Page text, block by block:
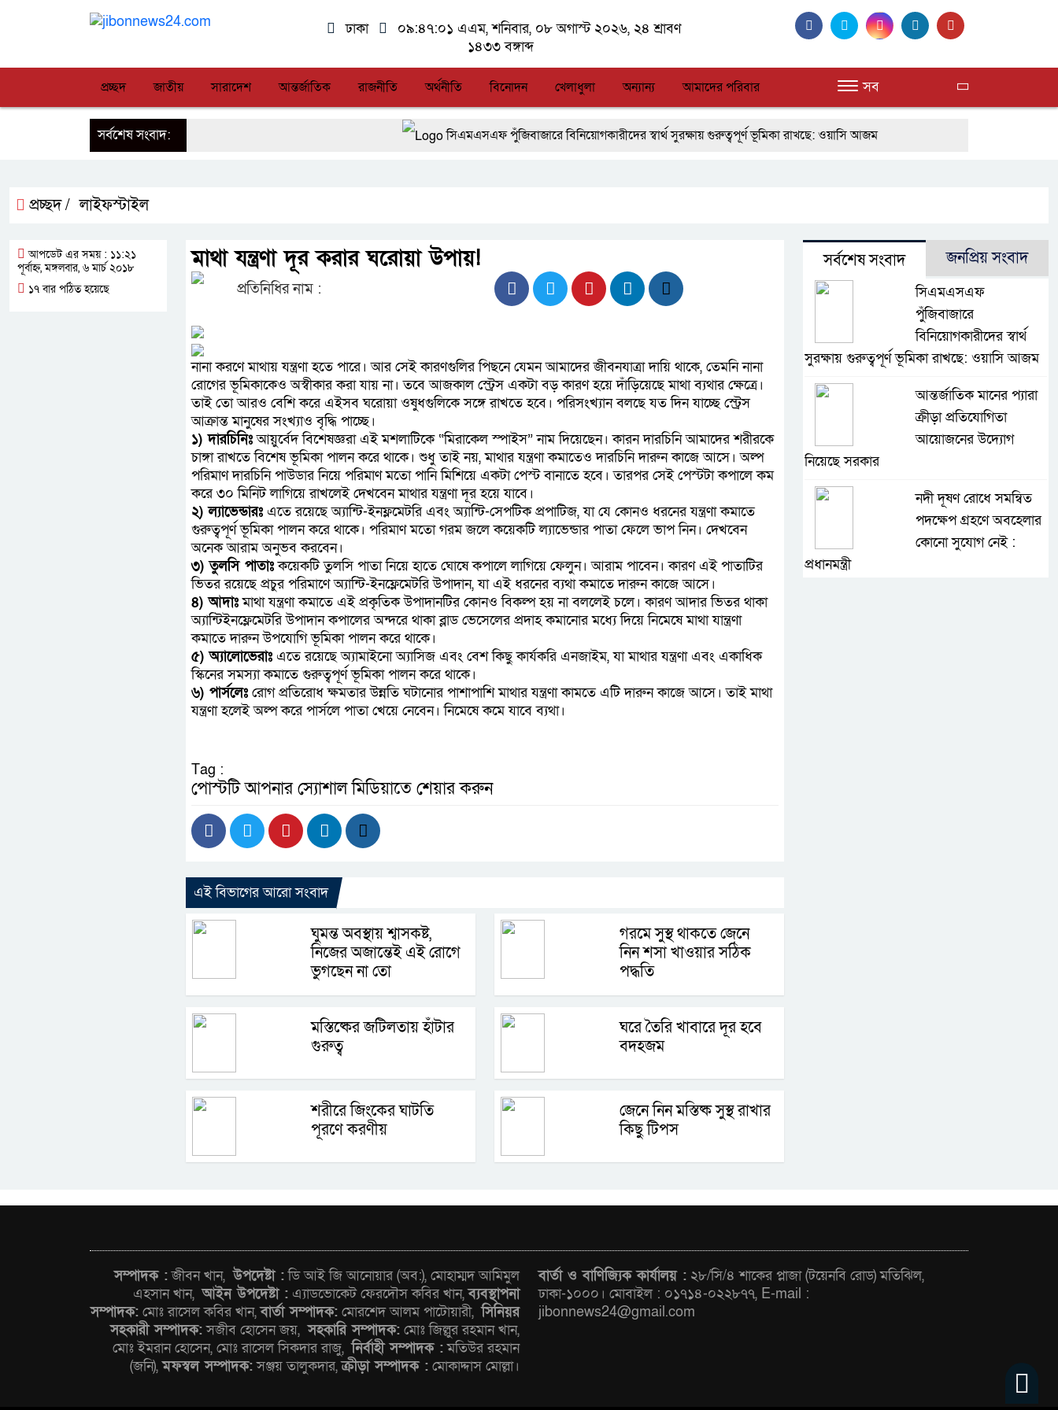
ঢাকা ০৯:৪৭:০১ এএম, শনিবার, ০৮ অগাস্ট ২০২৬, ২৪ শ্রাবণ
১৪৩৩ বঙ্গাব্দ
প্রচ্ছদ জাতীয় সারাদেশ আন্তর্জাতিক রাজনীতি অর্থনীতি বিনোদন খেলাধুলা অন্যান্য আমাদের পরিবার সব
সর্বশেষ সংবাদ:
সিএমএসএফ পুঁজিবাজারে বিনিয়োগকারীদের স্বার্থ সুরক্ষায় গুরুত্বপূর্ণ ভূমিকা রাখছে: ওয়াসি আজম
আত-তানযীল ইনস্টিটিউট চট্টগ্রাম দুবছর পেরিয়ে তিন বছরে পর্দাপন উপলক্ষে আলোচনা সভা ও দোয়া মাহফিল সম্পন্ন
ফ্যাসিবাদবিরোধী আন্দোলনে হত্যাকাণ্ডের বিচার হবে স্বচ্ছ, নিরপেক্ষ ও বিশ্বাসযোগ্য : প্রধানমন্ত্রী
বাগেরহাট মেডিকেল ফাউন্ডেশনের
জুলাই স্মৃতি জাদুঘরের দুয়ার খুলেছে, উদ্বোধন করলেন প্রধানমন্ত্রী
ফিলিপাইনের দক্ষিণ উপকূলে ৬.৩ মাত্রার ভূমিকম্প
প্রচ্ছদ / লাইফস্টাইল
মাথা যন্ত্রণা দূর করার ঘরোয়া উপায়!
প্রতিনিধির নাম :
নানা করণে মাথায় যন্ত্রণা হতে পারে। আর সেই কারণগুলির পিছনে যেমন আমাদের জীবনযাত্রা দায়ি থাকে, তেমনি নানা
রোগের ভূমিকাকেও অস্বীকার করা যায় না। তবে আজকাল স্ট্রেস একটা বড় কারণ হয়ে দাঁড়িয়েছে মাথা ব্যথার ক্ষেত্রে।
তাই তো আরও বেশি করে এইসব ঘরোয়া ওষুধগুলিকে সঙ্গে রাখতে হবে। পরিসংখ্যান বলছে যত দিন যাচ্ছে স্ট্রেস
আক্রান্ত মানুষের সংখ্যাও বৃদ্ধি পাচ্ছে।
১) দারচিনিঃআয়ুর্বেদ বিশেষজ্ঞরা এই মশলাটিকে “মিরাকেল স্পাইস” নাম দিয়েছেন। কারন দারচিনি আমাদের শরীরকে
চাঙ্গা রাখতে বিশেষ ভূমিকা পালন করে থাকে। শুধু তাই নয়, মাথার যন্ত্রণা কমাতেও দারচিনি দারুন কাজে আসে। অল্প
পরিমাণ দারচিনি পাউডার নিয়ে পরিমাণ মতো পানি মিশিয়ে একটা পেস্ট বানাতে হবে। তারপর সেই পেস্টটা কপালে কম
করে ৩০ মিনিট লাগিয়ে রাখলেই দেখবেন মাথার যন্ত্রণা দূর হয়ে যাবে।
২) ল্যাভেন্ডারঃএতে রয়েছে অ্যান্টি-ইনফ্লমেটরি এবং অ্যান্টি-সেপটিক প্রপাটিজ, যা যে কোনও ধরনের যন্ত্রণা কমাতে
গুরুত্বপূর্ণ ভূমিকা পালন করে থাকে। পরিমাণ মতো গরম জলে কয়েকটি ল্যাভেন্ডার পাতা ফেলে ভাপ নিন। দেখবেন
অনেক আরাম অনুভব করবেন।
৩) তুলসি পাতাঃকয়েকটি তুলসি পাতা নিয়ে হাতে ঘোষে কপালে লাগিয়ে ফেলুন। আরাম পাবেন। কারণ এই পাতাটির
ভিতর রয়েছে প্রচুর পরিমাণে অ্যান্টি-ইনফ্লেমেটরি উপাদান, যা এই ধরনের ব্যথা কমাতে দারুন কাজে আসে।
৪) আদাঃমাথা যন্ত্রণা কমাতে এই প্রকৃতিক উপাদানটির কোনও বিকল্প হয় না বললেই চলে। কারণ আদার ভিতর থাকা
অ্যান্টিইনফ্লেমেটরি উপাদান কপালের অন্দরে থাকা ব্লাড ভেসেলের প্রদাহ কমানোর মধ্যে দিয়ে নিমেষে মাথা যান্ত্রণা
কমাতে দারুন উপযোগি ভূমিকা পালন করে থাকে।
৫) অ্যালোভেরাঃএতে রয়েছে অ্যামাইনো অ্যাসিজ এবং বেশ কিছু কার্যকরি এনজাইম, যা মাথার যন্ত্রণা এবং একাধিক
স্কিনের সমস্যা কমাতে গুরুত্বপূর্ণ ভূমিকা পালন করে থাকে।
৬) পার্সলেঃরোগ প্রতিরোধ ক্ষমতার উন্নতি ঘটানোর পাশাপাশি মাথার যন্ত্রণা কামতে এটি দারুন কাজে আসে। তাই মাথা
যন্ত্রণা হলেই অল্প করে পার্সলে পাতা খেয়ে নেবেন। নিমেষে কমে যাবে ব্যথা।
Tag :
পোস্টটি আপনার স্যোশাল মিডিয়াতে শেয়ার করুন
এই বিভাগের আরো সংবাদ
ঘুমন্ত অবস্থায় শ্বাসকষ্ট,
নিজের অজান্তেই এই রোগে
ভুগছেন না তো
গরমে সুস্থ থাকতে জেনে
নিন শসা খাওয়ার সঠিক
পদ্ধতি
মস্তিষ্কের জটিলতায় হাঁটার
গুরুত্ব
ঘরে তৈরি খাবারে দূর হবে
বদহজম
শরীরে জিংকের ঘাটতি
পূরণে করণীয়
জেনে নিন মস্তিষ্ক সুস্থ রাখার
কিছু টিপস
আপডেট এর সময় : ১১:২১
পূর্বাহ্ন, মঙ্গলবার, ৬ মার্চ ২০১৮
১৭ বার পঠিত হয়েছে
সর্বশেষ সংবাদ জনপ্রিয় সংবাদ
সিএমএসএফ
পুঁজিবাজারে
বিনিয়োগকারীদের স্বার্থ
সুরক্ষায় গুরুত্বপূর্ণ ভূমিকা রাখছে: ওয়াসি আজম
আন্তর্জাতিক মানের প্যারা
ক্রীড়া প্রতিযোগিতা
আয়োজনের উদ্যোগ
নিয়েছে সরকার
নদী দূষণ রোধে সমন্বিত
পদক্ষেপ গ্রহণে অবহেলার
কোনো সুযোগ নেই :
প্রধানমন্ত্রী
সম্পাদক :জীবন খান,উপদেষ্টা :ডি আই জি আনোয়ার (অব:), মোহাম্মদ আমিমুল
এহসান খান,আইন উপদেষ্টা : এ্যাডভোকেট ফেরদৌস কবির খান,ব্যবস্থাপনা
সম্পাদক: মোঃ রাসেল কবির খান,বার্তা সম্পাদক: মোরশেদ আলম পাটোয়ারী,সিনিয়র
সহকারী সম্পাদক:সজীব হোসেন জয়,সহকারি সম্পাদক: মোঃ জিল্লুর রহমান খান,
মোঃ ইমরান হোসেন, মোঃ রাসেল সিকদার রাজু,নির্বাহী সম্পাদক :মতিউর রহমান
(জনি),মফস্বল সম্পাদক:সঞ্জয় তালুকদার,ক্রীড়া সম্পাদক : মোকাদ্দাস মোল্লা।
বার্তা ও বাণিজ্যিক কার্যালয় : ২৮/সি/৪ শাকের প্লাজা (টয়েনবি রোড) মতিঝিল,
ঢাকা-১০০০। মোবাইল : ০১৭১৪-০২২৮৭৭, E-mail :
jibonnews24@gmail.com